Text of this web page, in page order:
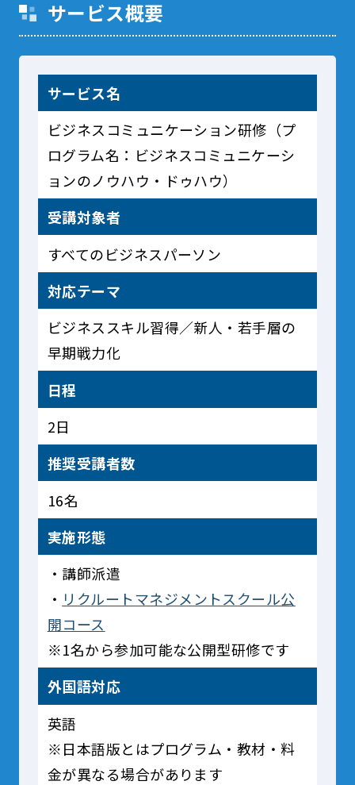
サービス概要
サービス名
ビジネスコミュニケーション研修（プ
ログラム名：ビジネスコミュニケーシ
ョンのノウハウ・ドゥハウ）
受講対象者
すべてのビジネスパーソン
対応テーマ
ビジネススキル習得／新人・若手層の
早期戦力化
日程
2日
推奨受講者数
16名
実施形態
・講師派遣
・ リクルートマネジメントスクール公
開コース
※1名から参加可能な公開型研修です
外国語対応
英語
※日本語版とはプログラム・教材・料
金が異なる場合があります